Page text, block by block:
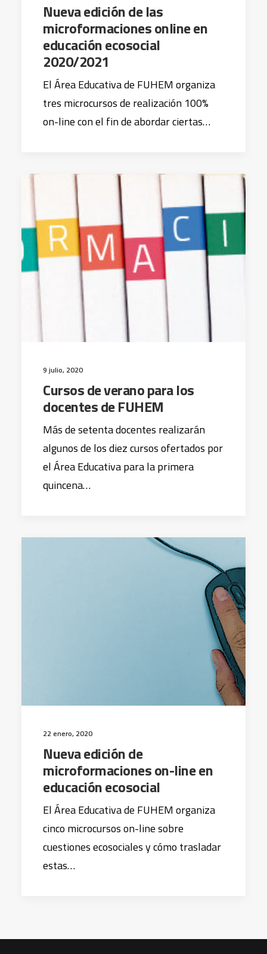
Nueva edición de las
microformaciones online en
educación ecosocial
2020/2021
El Área Educativa de FUHEM organiza
tres microcursos de realización 100%
on-line con el fin de abordar ciertas…
9 julio, 2020
Cursos de verano para los
docentes de FUHEM
Más de setenta docentes realizarán
algunos de los diez cursos ofertados por
el Área Educativa para la primera
quincena…
22 enero, 2020
Nueva edición de
microformaciones on-line en
educación ecosocial
El Área Educativa de FUHEM organiza
cinco microcursos on-line sobre
cuestiones ecosociales y cómo trasladar
estas…